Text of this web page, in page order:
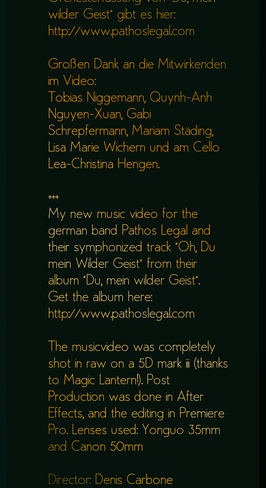
wilder Geist” gibt es hier:
http://www.pathoslegal.com
Großen Dank an die Mitwirkenden
im Video:
Tobias Niggemann, Quynh-Anh
Nguyen-Xuan, Gabi
Schrepfermann, Mariam Städing,
Lisa Marie Wichern und am Cello
Lea-Christina Hengen.
+++
My new music video for the
german band Pathos Legal and
their symphonized track “Oh, Du
mein Wilder Geist” from their
album “Du, mein wilder Geist”.
Get the album here:
http://www.pathoslegal.com
The musicvideo was completely
shot in raw on a 5D mark iii (thanks
to Magic Lantern!). Post
Production was done in After
Effects, and the editing in Premiere
Pro. Lenses used: Yonguo 35mm
and Canon 50mm
Director: Denis Carbone